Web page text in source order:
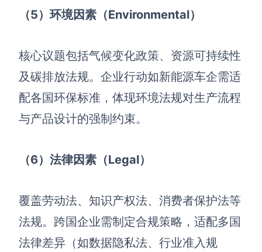
（5）环境因素（Environmental）
核心议题包括气候变化政策、资源可持续性
及碳排放法规。企业行动如新能源车企需适
配各国环保标准，体现环境法规对生产流程
与产品设计的强制约束。
（6）法律因素（Legal）
覆盖劳动法、知识产权法、消费者保护法等
法规。跨国企业需制定合规策略，适配多国
法律差异（如数据隐私法、行业准入规